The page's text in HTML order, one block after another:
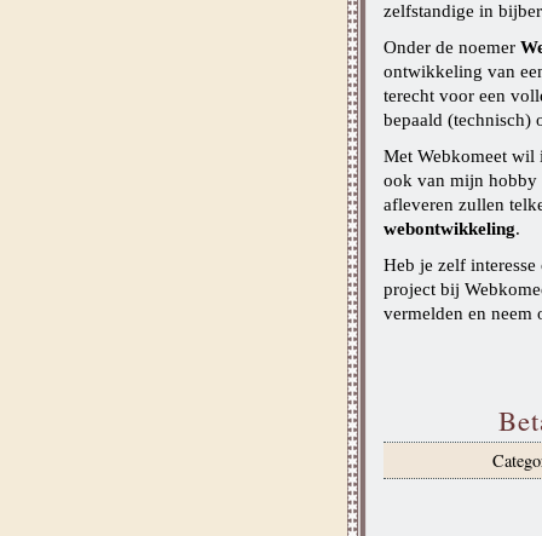
zelfstandige in
Onder de noemer
ontwikkeling van
terecht voor een
bepaald (technisch)
Met Webkomeet wil
ook van mijn hobby
afleveren zullen
webontwikkeling.
Heb je zelf
project bij
vermelden en